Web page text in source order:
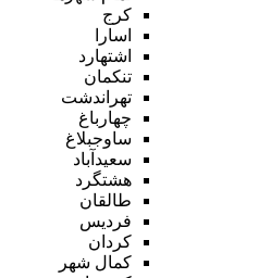
کرج
اسارا
اشتهارد
تنکمان
تهراندشت
چهارباغ
ساوجبلاغ
سعیدآباد
هشتگرد
طالقان
فردیس
کردان
کمال شهر